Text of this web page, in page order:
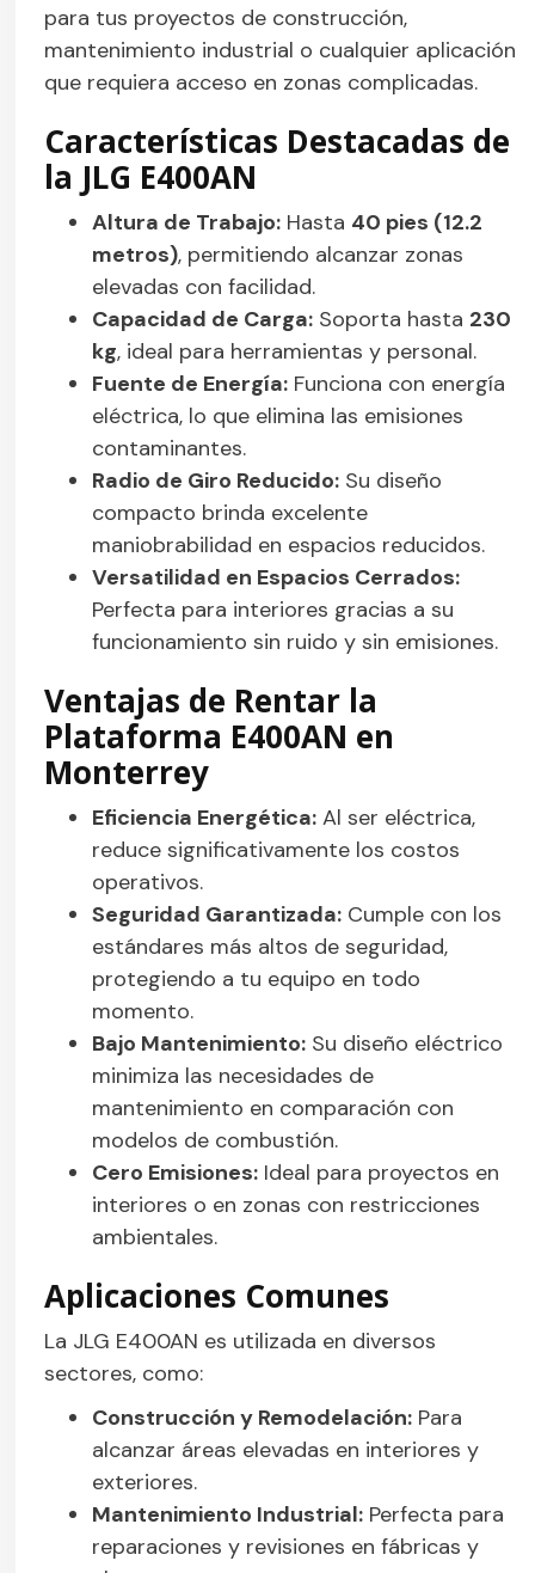
para tus proyectos de construcción,
mantenimiento industrial o cualquier aplicación
que requiera acceso en zonas complicadas.
Características Destacadas de
la JLG E400AN
Altura de Trabajo: Hasta 40 pies (12.2
metros), permitiendo alcanzar zonas
elevadas con facilidad.
Capacidad de Carga: Soporta hasta 230
kg, ideal para herramientas y personal.
Fuente de Energía: Funciona con energía
eléctrica, lo que elimina las emisiones
contaminantes.
Radio de Giro Reducido: Su diseño
compacto brinda excelente
maniobrabilidad en espacios reducidos.
Versatilidad en Espacios Cerrados:
Perfecta para interiores gracias a su
funcionamiento sin ruido y sin emisiones.
Ventajas de Rentar la
Plataforma E400AN en
Monterrey
Eficiencia Energética: Al ser eléctrica,
reduce significativamente los costos
operativos.
Seguridad Garantizada: Cumple con los
estándares más altos de seguridad,
protegiendo a tu equipo en todo
momento.
Bajo Mantenimiento: Su diseño eléctrico
minimiza las necesidades de
mantenimiento en comparación con
modelos de combustión.
Cero Emisiones: Ideal para proyectos en
interiores o en zonas con restricciones
ambientales.
Aplicaciones Comunes
La JLG E400AN es utilizada en diversos
sectores, como:
Construcción y Remodelación: Para
alcanzar áreas elevadas en interiores y
exteriores.
Mantenimiento Industrial: Perfecta para
reparaciones y revisiones en fábricas y